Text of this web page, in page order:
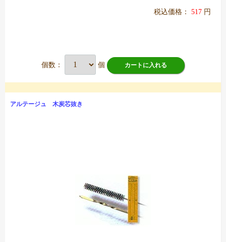
税込価格： 517 円
個数： 個 カートに入れる
アルテージュ 木炭芯抜き